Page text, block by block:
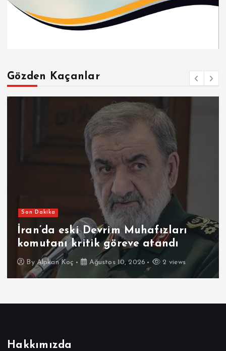
Gözden Kaçanlar
Son Dakika
İran’da eski Devrim Muhafızları
komutanı kritik göreve atandı
ByAlpkan Koç Ağustos 10, 2026 2 views
Hakkımızda